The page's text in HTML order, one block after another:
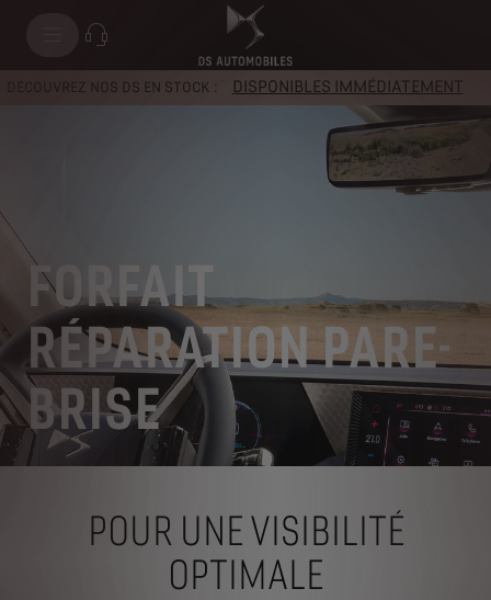
DÉCOUVREZ NOS DS EN STOCK : DISPONIBLES IMMÉDIATEMENT
FORFAIT
RÉPARATION PARE-
BRISE
POUR UNE VISIBILITÉ
OPTIMALE